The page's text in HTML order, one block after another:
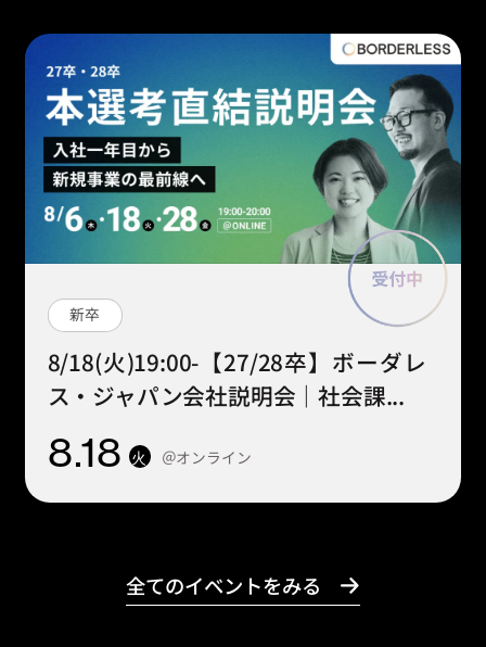
新卒
8/18(火)19:00-【27/28卒】ボーダレ
ス・ジャパン会社説明会｜社会課...
8.18 火 ＠オンライン
全てのイベントをみる